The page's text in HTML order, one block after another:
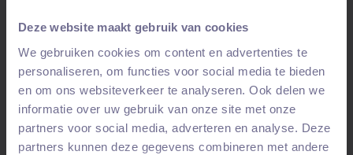
Deze website maakt gebruik van cookies
We gebruiken cookies om content en advertenties te
personaliseren, om functies voor social media te bieden
en om ons websiteverkeer te analyseren. Ook delen we
informatie over uw gebruik van onze site met onze
partners voor social media, adverteren en analyse. Deze
partners kunnen deze gegevens combineren met andere
Aanmelden voor deze vacature!
Stuur ons een WhatsAppberichtals je je al
eerder hebt aangemeld en niet alles opnieuw
wilt invullen. Vermeld hierbij je
achternaamen om welke vacature het gaat.